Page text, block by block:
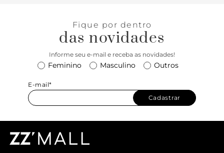
Fique por dentro
das novidades
Informe seu e-mail e receba as novidades!
Feminino Masculino Outros
E-mail*
Cadastrar